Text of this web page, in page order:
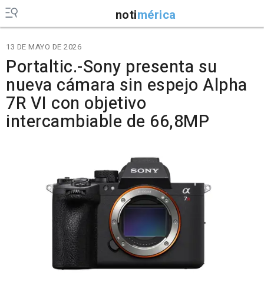
notimérica
13 DE MAYO DE 2026
Portaltic.-Sony presenta su
nueva cámara sin espejo Alpha
7R VI con objetivo
intercambiable de 66,8MP